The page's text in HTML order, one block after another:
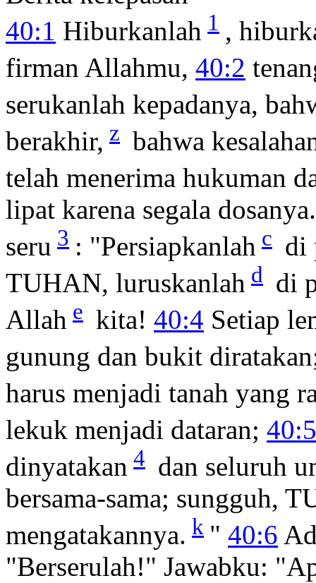
40:1 Hiburkanlah 1 ,
firman Allahmu, 40:2
serukanlah kepadanya,
berakhir, z bahwa
telah menerima hukuman
lipat karena segala
seru 3 : "Persiapkanlah c di
TUHAN, luruskanlah d di
Allah e kita! 40:4 Setiap
gunung dan bukit
harus menjadi tanah yang
lekuk menjadi dataran; 40:5
dinyatakan 4 dan seluruh
bersama-sama; sungguh,
mengatakannya. k " 40:6
"Berserulah!" Jawabku: